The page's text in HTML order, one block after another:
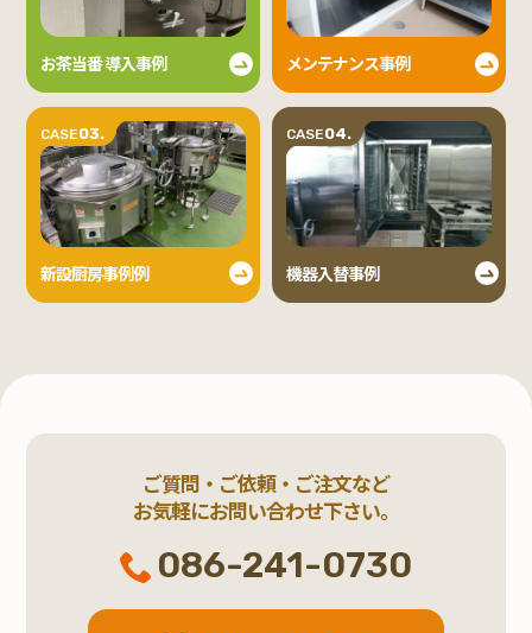
お茶当番 導入事例 メンテナンス事例
CASE03.
新設厨房事例例
CASE04.
機器入替事例
ご質問・ご依頼・ご注文など
お気軽にお問い合わせ下さい。
086-241-0730